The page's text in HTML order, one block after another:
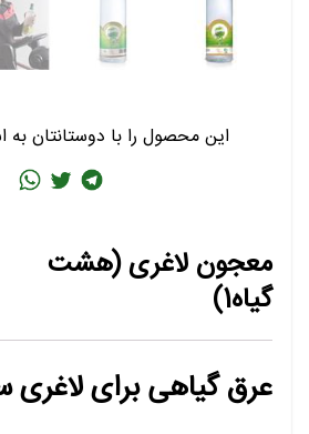
این محصول را با دوستانتان به
معجون لاغری (هشت
گیاه1)
عرق گیاهی برای لاغری